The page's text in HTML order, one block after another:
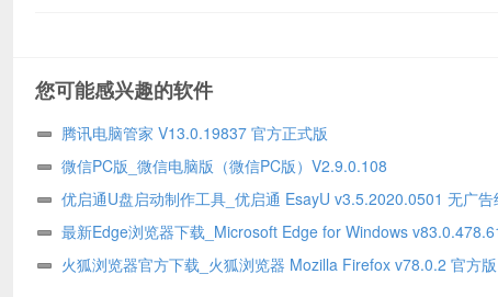
您可能感兴趣的软件
腾讯电脑管家 V13.0.19837 官方正式版
微信PC版_微信电脑版（微信PC版）V2.9.0.108
优启通U盘启动制作工具_优启通 EsayU v3.5.2020.0501 无广告
版 最新Edge浏览器下载_Microsoft Edge for Windows
火狐浏览器官方下载_火狐浏览器 Mozilla Firefox v78.0.2 官方版